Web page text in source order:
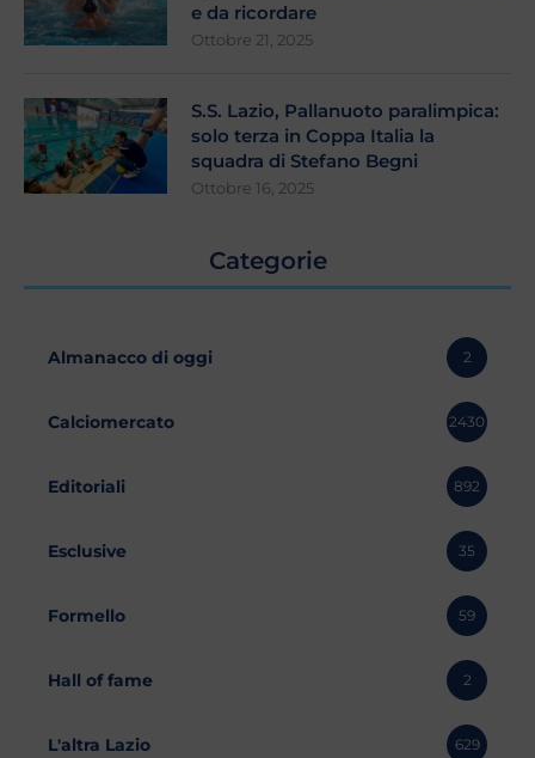
e da ricordare
Ottobre 21, 2025
S.S. Lazio, Pallanuoto paralimpica:
solo terza in Coppa Italia la
squadra di Stefano Begni
Ottobre 16, 2025
Categorie
Almanacco di oggi 2
Calciomercato 2430
Editoriali 892
Esclusive 35
Formello 59
Hall of fame 2
L'altra Lazio 629